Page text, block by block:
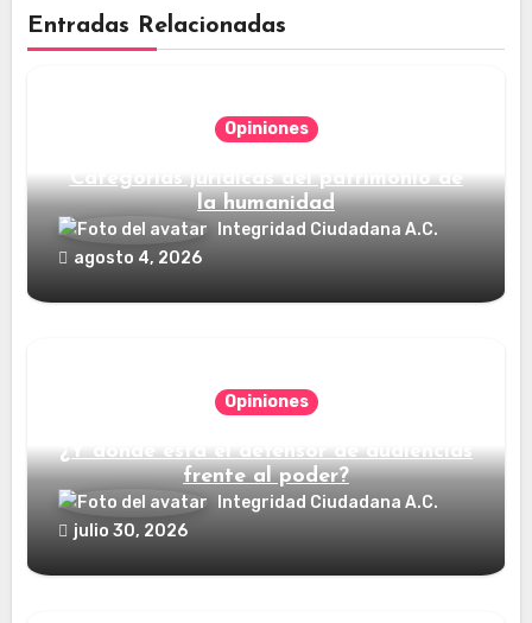
Entradas Relacionadas
Opiniones
Categorías jurídicas del patrimonio de
la humanidad
Integridad Ciudadana A.C.
agosto 4, 2026
Opiniones
¿Y dónde está el defensor de audiencias
frente al poder?
Integridad Ciudadana A.C.
julio 30, 2026